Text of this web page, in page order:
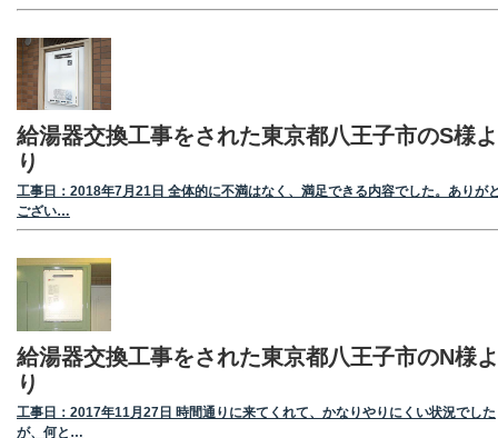
給湯器交換工事をされた東京都八王子市のS様よ
り
工事日：2018年7月21日 全体的に不満はなく、満足できる内容でした。ありが
ござい…
給湯器交換工事をされた東京都八王子市のN様よ
り
工事日：2017年11月27日 時間通りに来てくれて、かなりやりにくい状況でした
が、何と…